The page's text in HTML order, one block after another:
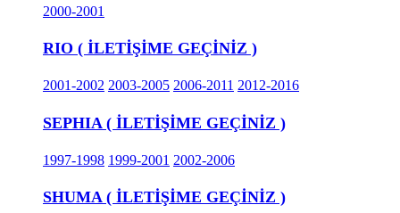
2000-2001
RIO ( İLETİŞİME GEÇİNİZ )
2001-2002 2003-2005 2006-2011 2012-2016
SEPHIA ( İLETİŞİME GEÇİNİZ )
1997-1998 1999-2001 2002-2006
SHUMA ( İLETİŞİME GEÇİNİZ )